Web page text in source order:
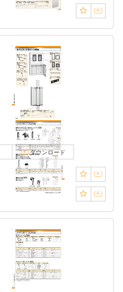
ダウンロード